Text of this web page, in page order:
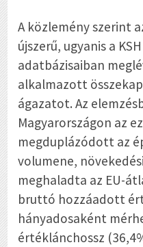
A közlemény szerint
újszerű, ugyanis a
adatbázisaiban
alkalmazott
ágazatot. Az
Magyarországon az
megduplázódott az
volumene,
meghaladta az EU-
bruttó hozzáadott
hányadosaként
értéklánchossz